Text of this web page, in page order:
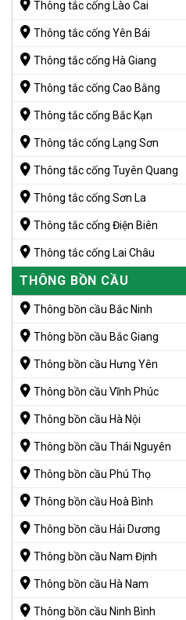
Thông tắc cống Lào Cai
Thông tắc cống Yên Bái
Thông tắc cống Hà Giang
Thông tắc cống Cao Bằng
Thông tắc cống Bắc Kạn
Thông tắc cống Lạng Sơn
Thông tắc cống Tuyên Quang
Thông tắc cống Sơn La
Thông tắc cống Điện Biên
Thông tắc cống Lai Châu
THÔNG BỒN CẦU
Thông bồn cầu Bắc Ninh
Thông bồn cầu Bắc Giang
Thông bồn cầu Hưng Yên
Thông bồn cầu Vĩnh Phúc
Thông bồn cầu Hà Nội
Thông bồn cầu Thái Nguyên
Thông bồn cầu Phú Thọ
Thông bồn cầu Hoà Bình
Thông bồn cầu Hải Dương
Thông bồn cầu Nam Định
Thông bồn cầu Hà Nam
Thông bồn cầu Ninh Bình